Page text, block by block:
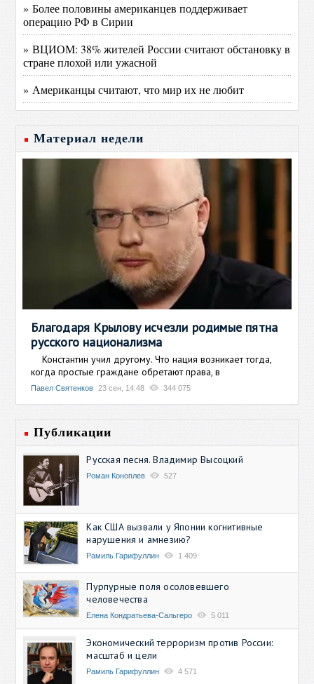
» Более половины американцев поддерживает
операцию РФ в Сирии
» ВЦИОМ: 38% жителей России считают обстановку в
стране плохой или ужасной
» Американцы считают, что мир их не любит
Материал недели
Благодаря Крылову исчезли родимые пятна
русского национализма
Константин учил другому. Что нация возникает тогда,
когда простые граждане обретают права, в
Павел Святенков 23 сен, 14:48 344 075
Публикации
Русская песня. Владимир Высоцкий
Роман Коноплев 527
Как США вызвали у Японии когнитивные
нарушения и амнезию?
Рамиль Гарифуллин 1 409
Пурпурные поля осоловевшего
человечества
Елена Кондратьева-Сальгеро 5 011
Экономический терроризм против России:
масштаб и цели
Рамиль Гарифуллин 4 571